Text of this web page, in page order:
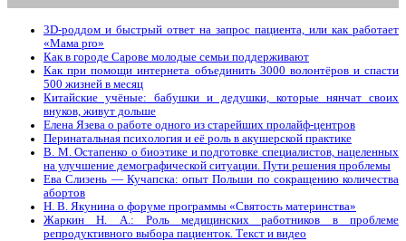
3D-роддом и быстрый ответ на запрос пациента, или как работает
«Мама prо»
Как в городе Сарове молодые семьи поддерживают
Как при помощи интернета объединить 3000 волонтёров и спасти
500 жизней в месяц
Китайские учёные: бабушки и дедушки, которые нянчат своих
внуков, живут дольше
Елена Язева о работе одного из старейших пролайф-центров
Перинатальная психология и её роль в акушерской практике
В. М. Остапенко о биоэтике и подготовке специалистов, нацеленных
на улучшение демографической ситуации. Пути решения проблемы
Ева Слизень — Кучапска: опыт Польши по сокращению количества
абортов
Н. В. Якунина о форуме программы «Святость материнства»
Жаркин Н. А.: Роль медицинских работников в проблеме
репродуктивного выбора пациенток. Tекст и видео